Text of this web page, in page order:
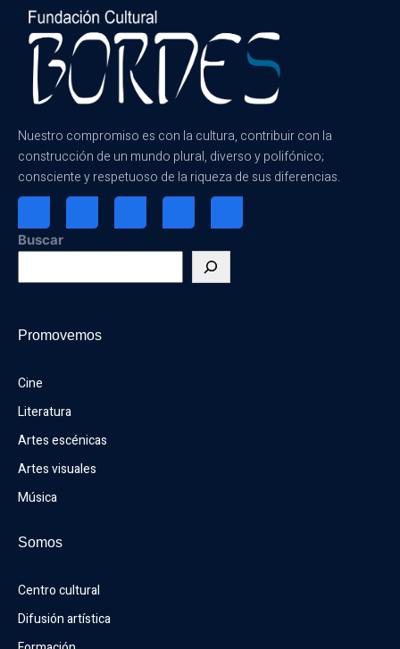
Nuestro compromiso es con la cultura, contribuir con la
construcción de un mundo plural, diverso y polifónico;
consciente y respetuoso de la riqueza de sus diferencias.
Buscar
Promovemos
Cine
Literatura
Artes escénicas
Artes visuales
Música
Somos
Centro cultural
Difusión artística